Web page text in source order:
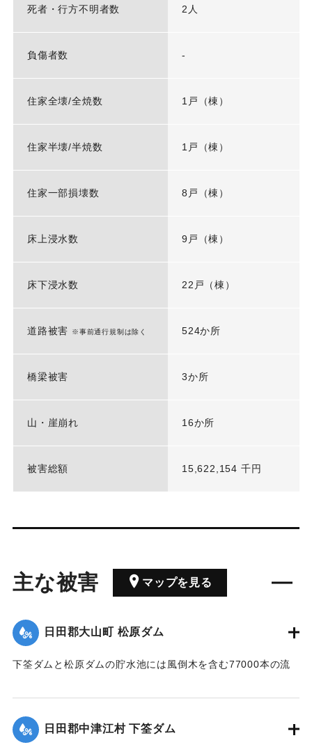
死者・行方不明者数 2人
負傷者数 -
住家全壊/全焼数 1戸（棟）
住家半壊/半焼数 1戸（棟）
住家一部損壊数 8戸（棟）
床上浸水数 9戸（棟）
床下浸水数 22戸（棟）
道路被害 ※事前通行規制は除く 524か所
橋梁被害 3か所
山・崖崩れ 16か所
被害総額 15,622,154 千円
主な被害 マップを見る
日田郡大山町 松原ダム
下筌ダムと松原ダムの貯水池には風倒木を含む77000本の流
日田郡中津江村 下筌ダム